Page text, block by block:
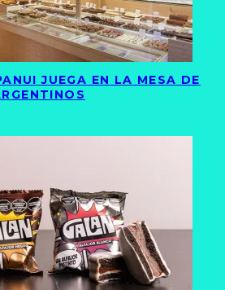
JUEGA EN LA MESA DE